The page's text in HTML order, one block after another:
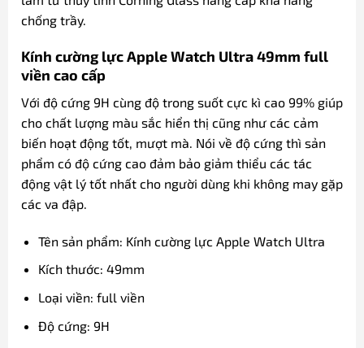
chống trầy.
Kính cường lực Apple Watch Ultra 49mm full
viền cao cấp
Với độ cứng 9H cùng độ trong suốt cực kì cao 99% giúp
cho chất lượng màu sắc hiển thị cũng như các cảm
biến hoạt động tốt, mượt mà. Nói về độ cứng thì sản
phẩm có độ cứng cao đảm bảo giảm thiểu các tác
động vật lý tốt nhất cho người dùng khi không may gặp
các va đập.
Tên sản phẩm: Kính cường lực Apple Watch Ultra
Kích thước: 49mm
Loại viền: full viền
Độ cứng: 9H